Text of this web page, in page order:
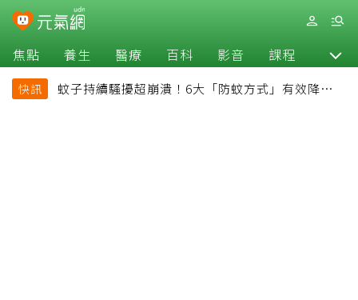
焦點 養生 醫療 百科 影音 課程 退休
快訊
蚊子持續騷擾超崩潰！6大「防蚊方式」有效降低被